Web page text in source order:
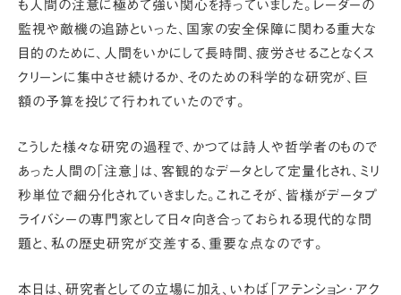
監視や敵機の追跡といった、国家の安全保障に関わる重大な
目的のために、人間をいかにして長時間、疲労させることなくス
クリーンに集中させ続けるか、そのための科学的な研究が、巨
額の予算を投じて行われていたのです。
こうした様々な研究の過程で、かつては詩人や哲学者のもので
あった人間の「注意」は、客観的なデータとして定量化され、ミリ
秒単位で細分化されていきました。これこそが、皆様がデータプ
ライバシーの専門家として日々向き合っておられる現代的な問
題と、私の歴史研究が交差する、重要な点なのです。
本日は、研究者としての立場に加え、いわば「アテンション･アク